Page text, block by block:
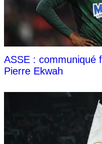
ASSE : communiqué
Pierre Ekwah